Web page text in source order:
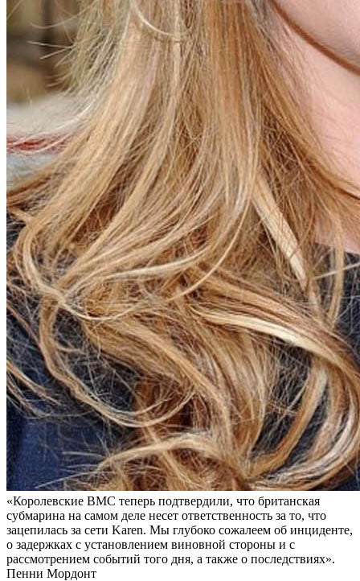
«Королевские ВМС теперь подтвердили, что британская
субмарина на самом деле несет ответственность за то, что
зацепилась за сети Karen. Мы глубоко сожалеем об инциденте,
о задержках с установлением виновной стороны и с
рассмотрением событий того дня, а также о последствиях».
Пенни Мордонт